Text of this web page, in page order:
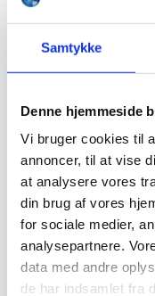
Samtykke
Denne hjemmeside
Vi bruger cookies til
annoncer, til at vise
at analysere vores
din brug af vores
for sociale medier,
analysepartnere.
data med andre
de har indsamlet fra
Sko
Valg
Stiger
Hunde